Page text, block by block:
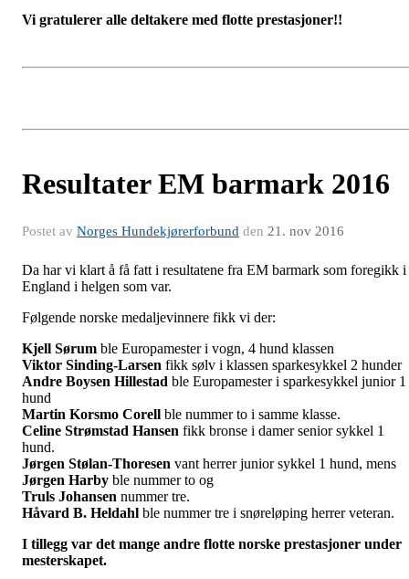
Vi gratulerer alle deltakere med flotte prestasjoner!!
Resultater EM barmark 2016
Postet av Norges Hundekjørerforbund den 21. nov 2016
Da har vi klart å få fatt i resultatene fra EM barmark som foregikk i
England i helgen som var.
Følgende norske medaljevinnere fikk vi der:
Kjell Sørum ble Europamester i vogn, 4 hund klassen
Viktor Sinding-Larsen fikk sølv i klassen sparkesykkel 2 hunder
Andre Boysen Hillestad ble Europamester i sparkesykkel junior 1
hund
Martin Korsmo Corell ble nummer to i samme klasse.
Celine Strømstad Hansen fikk bronse i damer senior sykkel 1
hund.
Jørgen Stølan-Thoresen vant herrer junior sykkel 1 hund, mens
Jørgen Harby ble nummer to og
Truls Johansen nummer tre.
Håvard B. Heldahl ble nummer tre i snøreløping herrer veteran.
I tillegg var det mange andre flotte norske prestasjoner under
mesterskapet.